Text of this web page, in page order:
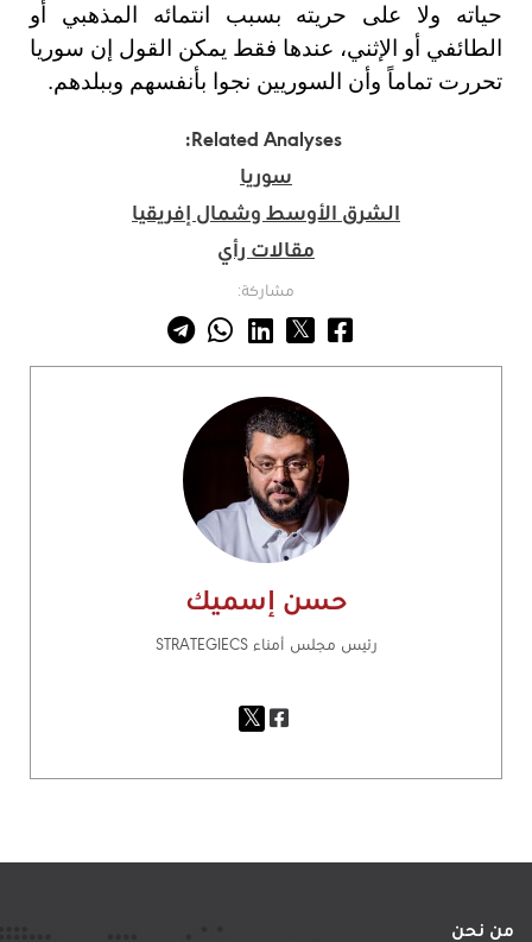
حياته ولا على حريته بسبب انتمائه المذهبي أو
الطائفي أو الإثني، عندها فقط يمكن القول إن سوريا
تحررت تماماً وأن السوريين نجوا بأنفسهم وببلدهم.
Related Analyses:
سوريا
الشرق الأوسط وشمال إفريقيا
مقالات رأي
مشاركة:
حسن إسميك
رئيس مجلس أمناء STRATEGIECS
من نحن